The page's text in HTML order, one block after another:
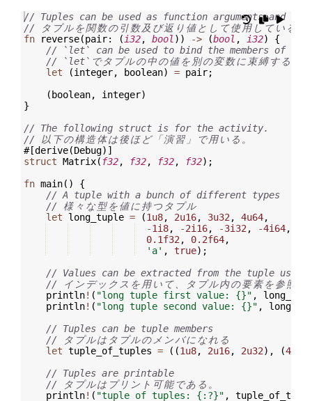
// Tuples can be used as function arguments and as
//
タ プル を関数の 引数 及 び返 り 値 と し て使 用 し て い る
fn
reverse(pair: ( i32, bool )) -> (bool , i32)
{
// `let` can be used to bind the members of a
// `let` で タ プルの中の値 を 別の 変数 に 束縛 す る
let
(integer, boolean) = pair;
( boolean, integer)
}
// The following struct is for the activity.
//
以 下の構 造体は後ほ ど 「 演 習 」 で 用 い る 。
#[derive(Debug)]
struct Matrix( f32, f32, f32, f32) ;
fn main( )
{
// A tuple with a bunch of different types
//
様 々 な型 を値 に持 つ タ プル
let long_tuple = (1u8, 2u16, 3u32 , 4u64,
-1i8, -2i16, -3i32 , -4i64,
0.1f32 , 0.2f64,
'a' , true) ;
// Values can be extracted from the tuple
//
イ ン デッ ク ス を 用 い て タ プル内の要 素 を参 照
    println
! ( "long tuple first value: {}" ,
    println
! ( "long tuple second value: {}" ,
// Tuples can be tuple members
//
タ プルは タ プルの メ ンバになれ る
let tuple_of_tuples = ((1u8, 2u16, 2u32) , (4u64
// Tuples are printable
//
タ プルは プリ ン ト 可能 であ る 。
    println
! ( "tuple of tuples: {:?}" ,